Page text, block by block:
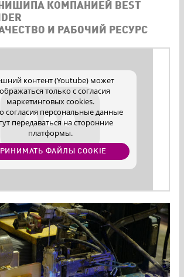
КОМПАНИЕЙ BEST
И РАБОЧИЙ РЕСУРС
контент (Youtube) может
только с согласия
маркетинговых cookies.
согласия персональные данные
передаваться на сторонние
платформы.
ФАЙЛЫ COOKIE